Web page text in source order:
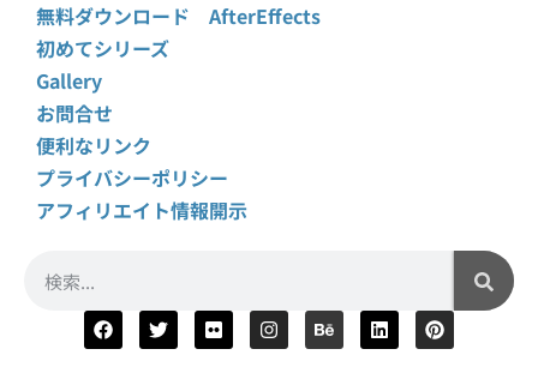
無料ダウンロード AfterEffects
初めてシリーズ
Gallery
お問合せ
便利なリンク
プライバシーポリシー
アフィリエイト情報開示